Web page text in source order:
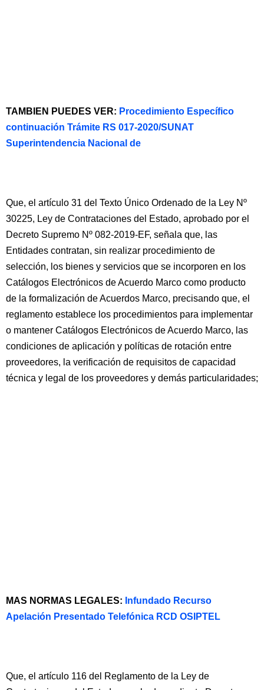
TAMBIEN PUEDES VER: Procedimiento Específico
continuación Trámite RS 017-2020/SUNAT
Superintendencia Nacional de
Que, el artículo 31 del Texto Único Ordenado de la Ley Nº
30225, Ley de Contrataciones del Estado, aprobado por el
Decreto Supremo Nº 082-2019-EF, señala que, las
Entidades contratan, sin realizar procedimiento de
selección, los bienes y servicios que se incorporen en los
Catálogos Electrónicos de Acuerdo Marco como producto
de la formalización de Acuerdos Marco, precisando que, el
reglamento establece los procedimientos para implementar
o mantener Catálogos Electrónicos de Acuerdo Marco, las
condiciones de aplicación y políticas de rotación entre
proveedores, la verificación de requisitos de capacidad
técnica y legal de los proveedores y demás particularidades;
MAS NORMAS LEGALES: Infundado Recurso
Apelación Presentado Telefónica RCD OSIPTEL
Que, el artículo 116 del Reglamento de la Ley de